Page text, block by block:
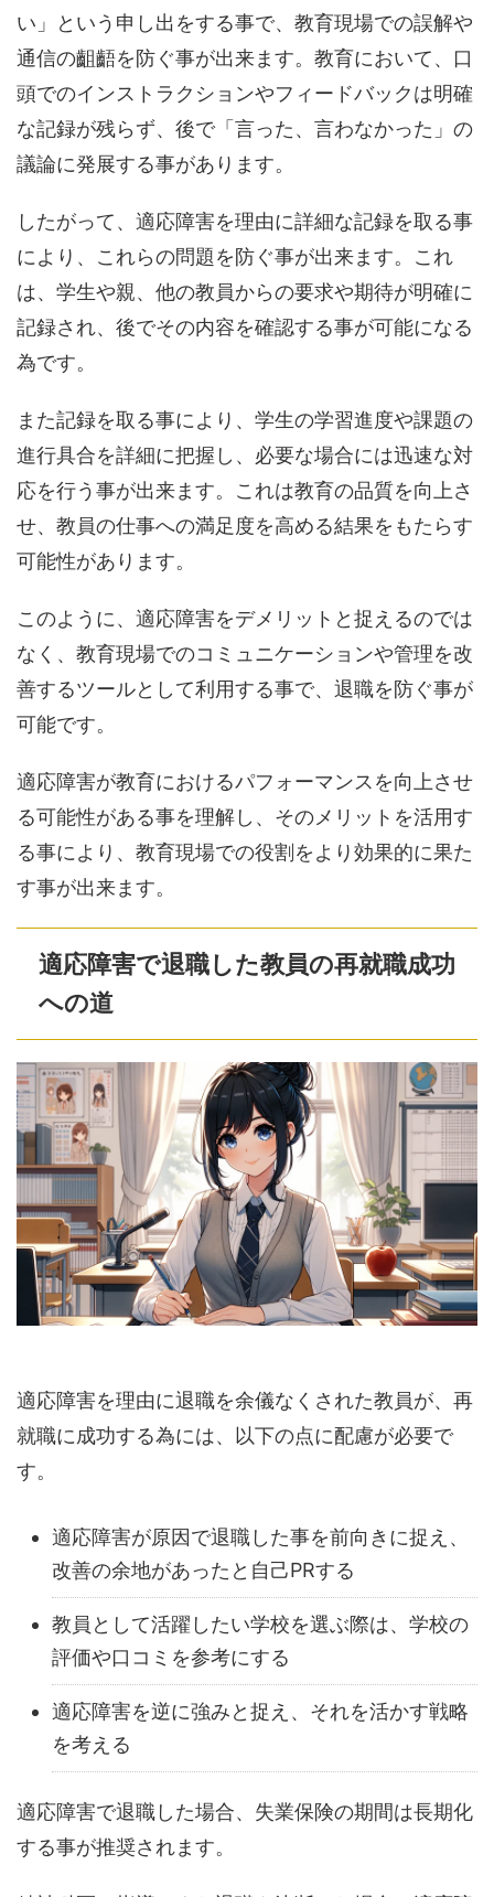
い」という申し出をする事で、教育現場での誤解や
通信の齟齬を防ぐ事が出来ます。教育において、口
頭でのインストラクションやフィードバックは明確
な記録が残らず、後で「言った、言わなかった」の
議論に発展する事があります。
したがって、適応障害を理由に詳細な記録を取る事
により、これらの問題を防ぐ事が出来ます。これ
は、学生や親、他の教員からの要求や期待が明確に
記録され、後でその内容を確認する事が可能になる
為です。
また記録を取る事により、学生の学習進度や課題の
進行具合を詳細に把握し、必要な場合には迅速な対
応を行う事が出来ます。これは教育の品質を向上さ
せ、教員の仕事への満足度を高める結果をもたらす
可能性があります。
このように、適応障害をデメリットと捉えるのでは
なく、教育現場でのコミュニケーションや管理を改
善するツールとして利用する事で、退職を防ぐ事が
可能です。
適応障害が教育におけるパフォーマンスを向上させ
る可能性がある事を理解し、そのメリットを活用す
る事により、教育現場での役割をより効果的に果た
す事が出来ます。
適応障害で退職した教員の再就職成功
への道
適応障害を理由に退職を余儀なくされた教員が、再
就職に成功する為には、以下の点に配慮が必要で
す。
適応障害が原因で退職した事を前向きに捉え、
改善の余地があったと自己PRする
教員として活躍したい学校を選ぶ際は、学校の
評価や口コミを参考にする
適応障害を逆に強みと捉え、それを活かす戦略
を考える
適応障害で退職した場合、失業保険の期間は長期化
する事が推奨されます。